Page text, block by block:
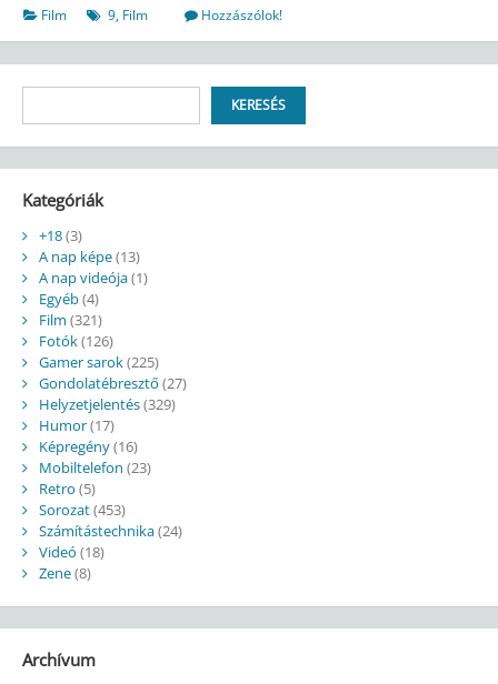
Film 9, Film Hozzászólok!
KERESÉS
Kategóriák
+18(3)
A nap képe(13)
A nap videója(1)
Egyéb(4)
Film (321)
Fotók(126)
Gamer sarok(225)
Gondolatébresztő (27)
Helyzetjelentés(329)
Humor(17)
Képregény(16)
Mobiltelefon (23)
Retro (5)
Sorozat(453)
Számítástechnika(24)
Videó (18)
Zene(8)
Archívum